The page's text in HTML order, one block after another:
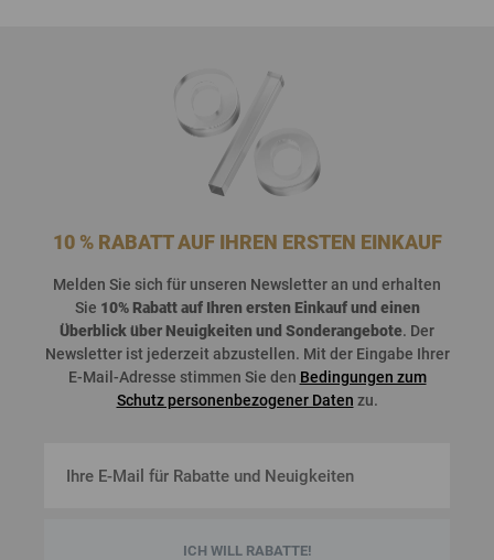
10 % RABATT AUF IHREN ERSTEN EINKAUF
Melden Sie sich für unseren Newsletter an und erhalten
Sie 10% Rabattauf Ihren ersten Einkaufund einen
Überblicküber Neuigkeiten und Sonderangebote. Der
Newsletter ist jederzeit abzustellen. Mit der Eingabe Ihrer
E-Mail-Adresse stimmen Sie den Bedingungen zum
Schutz personenbezogener Daten zu.
ICH WILL RABATTE!